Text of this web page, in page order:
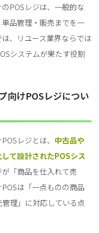
POSレジは、一般的な
品管理・販売までを一
、リユース業界ならでは
システムが果たす役割
向けPOSレジについ
レジとは、 中古品や
て設計されたPOSシス
「商品を仕入れて売
は「一点ものの商品
理」に対応している点